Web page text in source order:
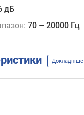
дБ
70 – 20000 Гц
Докладніше